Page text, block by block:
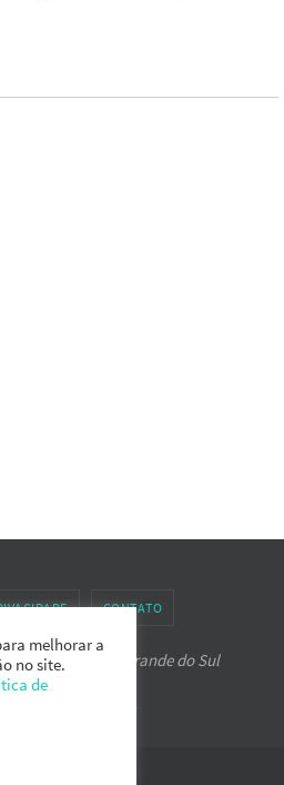
CONTATO
IPPON do Rio Grande do Sul
WordPress.
melhorar a
no site.
de